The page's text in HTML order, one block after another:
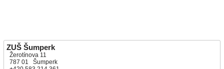
ZUŠ Šumperk
Žerotínova 11
787 01 Šumperk